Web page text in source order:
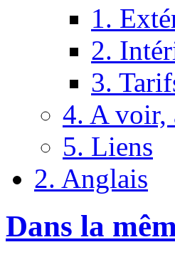
1.
2.
3.
4. A voir,
5. Liens
2. Anglais
Dans la